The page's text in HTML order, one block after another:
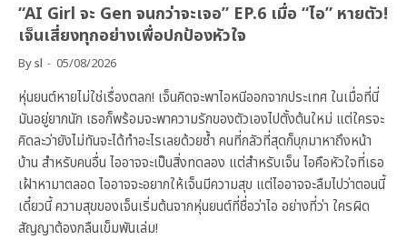
“AI Girl จะ Gen จนกว่าจะเจอ” EP.6 เมื่อ “ไอ” หายตัว!
เจ็นเสี่ยงทุกอย่างเพื่อปกป้องหัวใจ
Bysl 05/08/2026
หุ่นยนต์หายไม่ใช่เรื่องตลก! เจ็นคิดจะพาไอหนีออกจากประเทศ ในเมื่อที่นี่
มันอยู่ยากนัก เธอก็พร้อมจะพาความรักของตัวเองไปตั้งต้นใหม่ แต่ใครจะ
คิดละว่ายังไม่ทันจะได้ทำอะไรเลยด้วยซ้ำ คนที่กลัวที่สุดก็บุกมาหาถึงหน้า
บ้าน สำหรับคนอื่น ไออาจจะเป็นสิ่งทดลอง แต่สำหรับเจ็น ไอคือหัวใจที่เธอ
เฝ้าหามาตลอด ไออาจจะอยากให้เจ็นมีความสุข แต่ไออาจจะลืมไปว่าตอนนี้
เดี๋ยวนี้ ความสุขของเจ็นเริ่มต้นจากหุ่นยนต์ที่ชื่อว่าไอ อย่างที่ว่า ใครผิด
สัญญาต้องกลืนเข็มพันเล่ม!